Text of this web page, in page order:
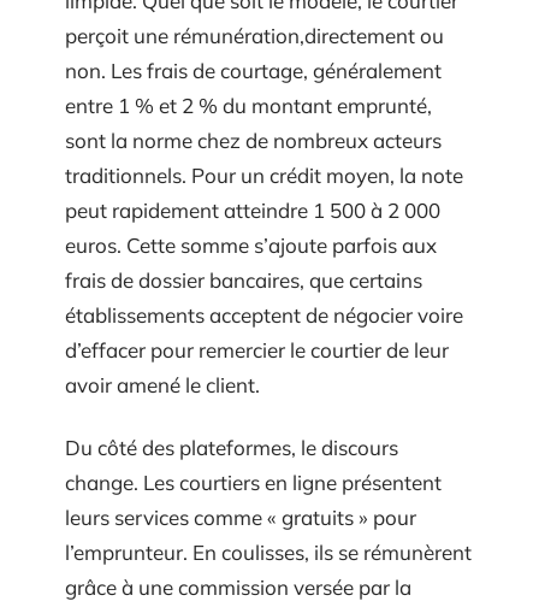
perçoit une rémunération,directement ou
non. Les frais de courtage, généralement
entre 1 % et 2 % du montant emprunté,
sont la norme chez de nombreux acteurs
traditionnels. Pour un crédit moyen, la note
peut rapidement atteindre 1 500 à 2 000
euros. Cette somme s’ajoute parfois aux
frais de dossier bancaires, que certains
établissements acceptent de négocier voire
d’effacer pour remercier le courtier de leur
avoir amené le client.
Du côté des plateformes, le discours
change. Les courtiers en ligne présentent
leurs services comme « gratuits » pour
l’emprunteur. En coulisses, ils se rémunèrent
grâce à une commission versée par la